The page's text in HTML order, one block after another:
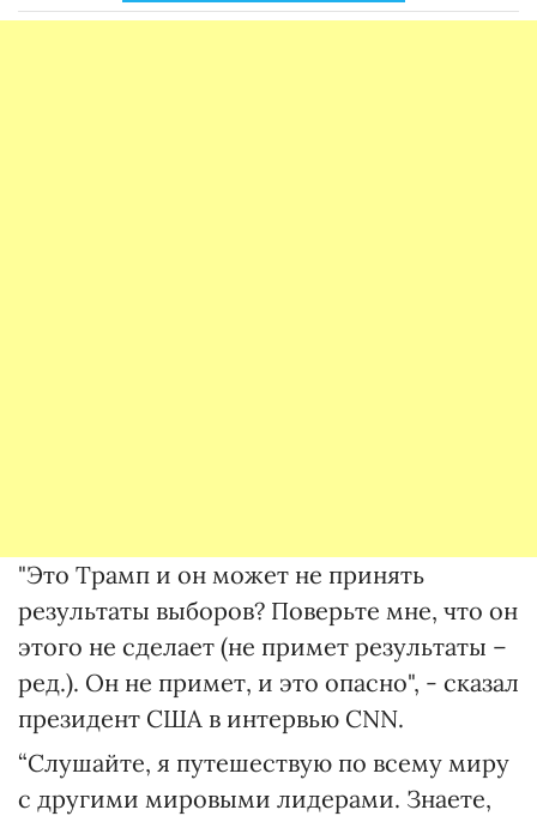
"Это Трамп и он может не принять
результаты выборов? Поверьте мне, что он
этого не сделает (не примет результаты –
ред.). Он не примет, и это опасно", - сказал
президент США в интервью CNN.
“Слушайте, я путешествую по всему миру
с другими мировыми лидерами. Знаете,